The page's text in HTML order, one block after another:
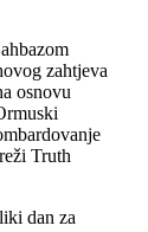
zahtjeva
osnovu
Truth
dan za